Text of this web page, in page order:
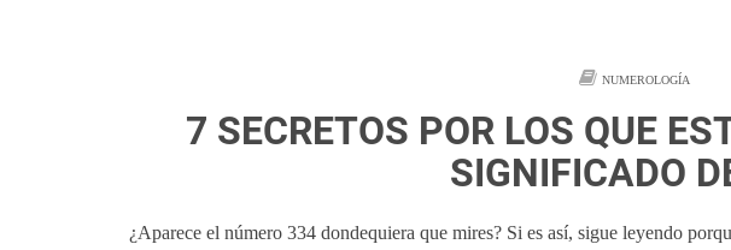
NUMEROLOGÍA
7 SECRETOS POR LOS QUE
SIGNIFICADO
¿Aparece el número 334 dondequiera que mires? Si es así, sigue leyendo